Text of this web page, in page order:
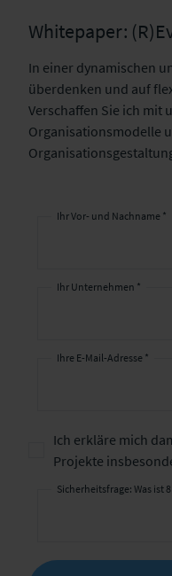
Whitepaper:
In einer dynamischen
überdenken und auf
Verschaffen Sie ich mit
Organisationsmodelle
Ihr Vor- und Nachname *
Ihr Unternehmen *
Ihre E-Mail-Adresse *
Ich erkläre mich
Projekte
Sicherheitsfrage: Was ist 8